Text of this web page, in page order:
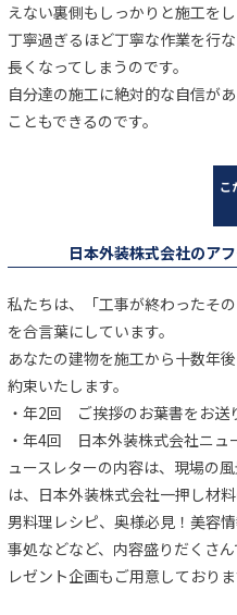
えない裏側もしっかりと施工をし
丁寧過ぎるほど丁寧な作業を行
長くなってしまうのです。
自分達の施工に絶対的な自信が
こともできるのです。
日本外装株式会社のア
私たちは、「工事が終わったそ
を合言葉にしています。
あなたの建物を施工から十数年
約束いたします。
・年2回 ご挨拶のお葉書をお送
・年4回 日本外装株式会社ニュ
ュースレターの内容は、現場の
は、日本外装株式会社一押し材
男料理レシピ、奥様必見！美容
事処などなど、内容盛りだくさ
レゼント企画もご用意しておりま